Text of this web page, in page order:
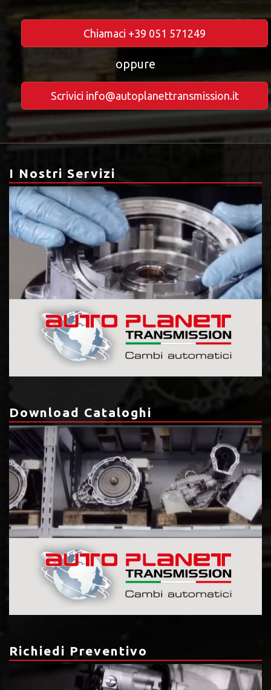
Chiamaci +39 051 571249
oppure
Scrivici info@autoplanettransmission.it
I Nostri Servizi
Download Cataloghi
Richiedi Preventivo